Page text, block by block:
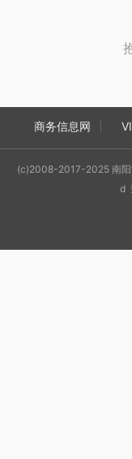
商务信息网
(c)2008-2017-2025 南阳
d